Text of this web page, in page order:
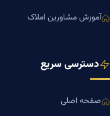
آموزش مشاورین املاک
دسترسی سریع
صفحه اصلی